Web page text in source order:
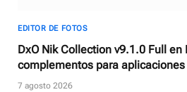
EDITOR DE FOTOS
DxO Nik Collection v9.1.0 Full
complementos para
7 agosto 2026